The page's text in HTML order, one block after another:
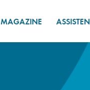
MAGAZINE